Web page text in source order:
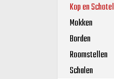
Kop en Schotel
Mokken
Borden
Roomstellen
Schalen